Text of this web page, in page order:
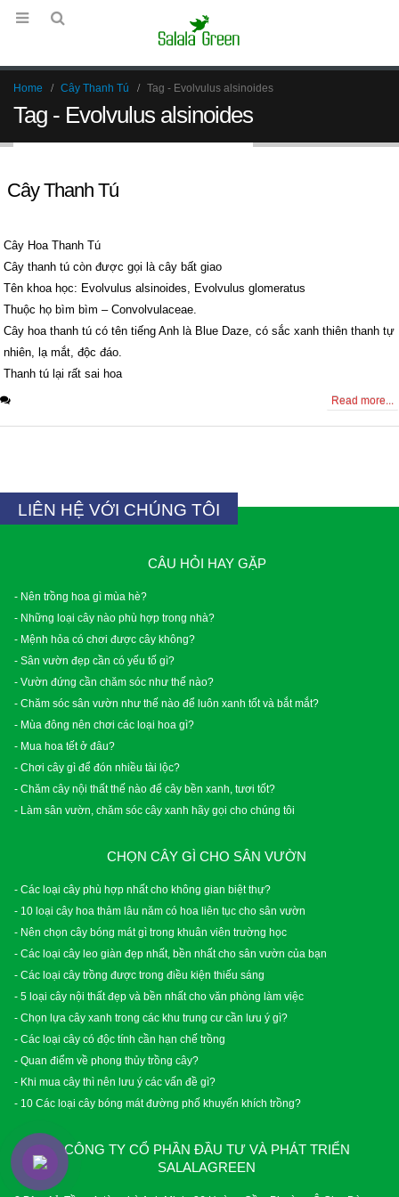
Home Cây Thanh Tú Tag - Evolvulus alsinoides
Tag - Evolvulus alsinoides
Cây Thanh Tú
Cây Hoa Thanh Tú
Cây thanh tú còn được gọi là cây bất giao
Tên khoa học: Evolvulus alsinoides, Evolvulus glomeratus
Thuộc họ bìm bìm – Convolvulaceae.
Cây hoa thanh tú có tên tiếng Anh là Blue Daze, có sắc xanh thiên thanh tự
nhiên, lạ mắt, độc đáo.
Thanh tú lại rất sai hoa
Read more...
LIÊN HỆ VỚI CHÚNG TÔI
CÂU HỎI HAY GẶP
- Nên trồng hoa gì mùa hè?
- Những loại cây nào phù hợp trong nhà?
- Mệnh hỏa có chơi được cây không?
- Sân vườn đẹp cần có yếu tố gì?
- Vườn đứng cần chăm sóc như thế nào?
- Chăm sóc sân vườn như thế nào để luôn xanh tốt và bắt mắt?
- Mùa đông nên chơi các loại hoa gì?
- Mua hoa tết ở đâu?
- Chơi cây gì để đón nhiều tài lộc?
- Chăm cây nội thất thế nào để cây bền xanh, tươi tốt?
- Làm sân vườn, chăm sóc cây xanh hãy gọi cho chúng tôi
CHỌN CÂY GÌ CHO SÂN VƯỜN
- Các loại cây phù hợp nhất cho không gian biệt thự?
- 10 loại cây hoa thảm lâu năm có hoa liên tục cho sân vườn
- Nên chọn cây bóng mát gì trong khuân viên trường học
- Các loại cây leo giàn đẹp nhất, bền nhất cho sân vườn của bạn
- Các loại cây trồng được trong điều kiện thiếu sáng
- 5 loại cây nội thất đẹp và bền nhất cho văn phòng làm việc
- Chọn lựa cây xanh trong các khu trung cư cần lưu ý gì?
- Các loại cây có độc tính cần hạn chế trồng
- Quan điểm về phong thủy trồng cây?
- Khi mua cây thì nên lưu ý các vấn đề gì?
- 10 Các loại cây bóng mát đường phố khuyến khích trồng?
CÔNG TY CỔ PHẦN ĐẦU TƯ VÀ PHÁT TRIỂN
SALALAGREEN